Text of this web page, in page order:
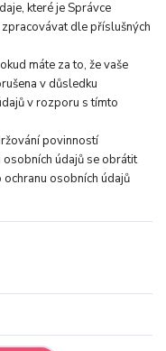
které je Správce
dle příslušných
máte za to, že vaše
v důsledku
v rozporu s tímto
povinností
údajů se obrátit
osobních údajů